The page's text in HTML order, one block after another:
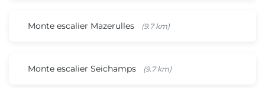
Monte escalier Mazerulles (9.7 km)
Monte escalier Seichamps (9.7 km)